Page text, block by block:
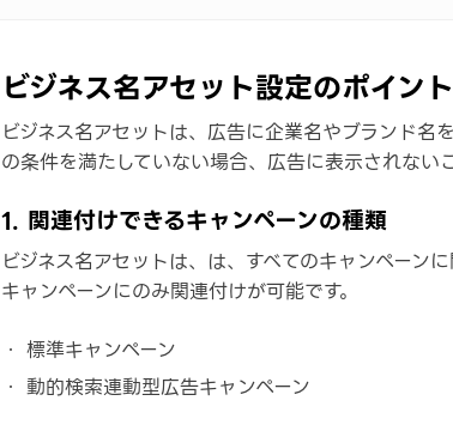
ビジネス名アセット設定のポイント
ビジネス名アセットは、広告に企業名やブランド
の条件を満たしていない場合、広告に表示されない
1. 関連付けできるキャンペーンの種類
ビジネス名アセットは、は、すべてのキャンペーン
キャンペーンにのみ関連付けが可能です。
標準キャンペーン
動的検索連動型広告キャンペーン